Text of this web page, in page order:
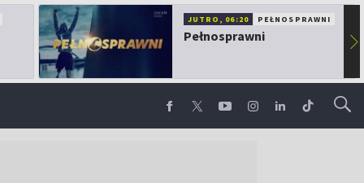
JUTRO, 06:20 PEŁNOSPRAWNI
Pełnosprawni ▶